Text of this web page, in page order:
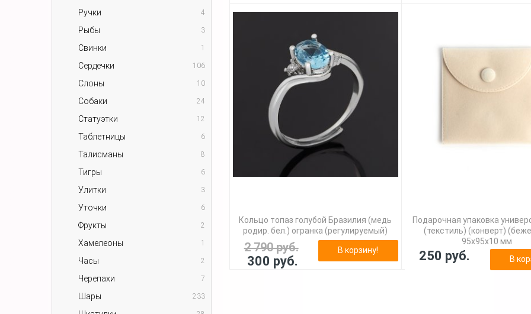
Ручки 4
Рыбы 3
Свинки 1
Сердечки 106
Слоны 10
Собаки 24
Статуэтки 12
Таблетницы 6
Талисманы 8
Тигры 6
Улитки 3
Уточки 6
Фрукты 2
Хамелеоны 1
Часы 2
Черепахи 7
Шары 233
Кольцо топаз голубой Бразилия (медь
родир. бел.) огранка (регулируемый)
2 790 руб.
300 руб.
В корзину!
Подарочная упаковка
(текстиль) (конверт)
95х95х10 мм
250 руб. В